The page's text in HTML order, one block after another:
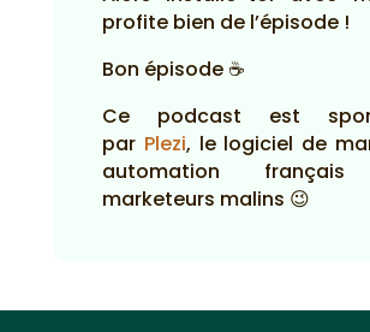
profite bien de l’épisode !
Bon épisode ☕
Ce podcast est
par Plezi, le logiciel de
automation
marketeurs malins 😉